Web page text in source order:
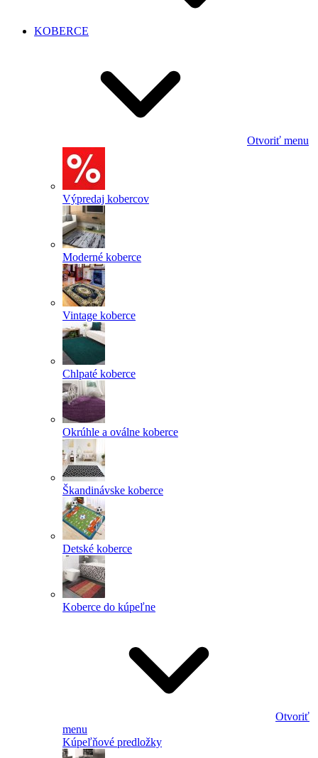
KOBERCE
Otvoriť menu
Výpredaj kobercov
Moderné koberce
Vintage koberce
Chlpaté koberce
Okrúhle a oválne koberce
Škandinávske koberce
Detské koberce
Koberce do kúpeľne
Otvoriť
menu
Kúpeľňové predložky